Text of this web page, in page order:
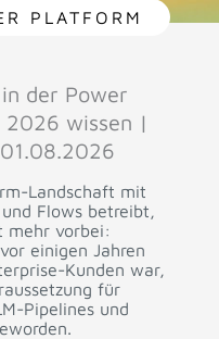
PLATFORM
der Power
wissen |
Landschaft mit
Flows betreibt,
mehr vorbei:
einigen Jahren
Kunden war,
für
Pipelines und